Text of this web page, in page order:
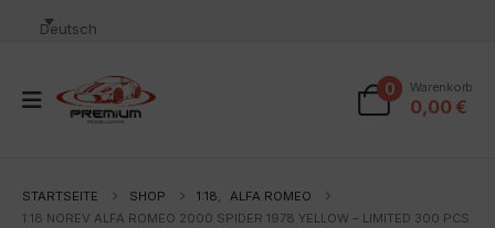
Deutsch
0 Warenkorb
0,00 €
STARTSEITE SHOP 1:18,
ALFA ROMEO
1:18 NOREV ALFA ROMEO 2000 SPIDER 1978 YELLOW – LIMITED 300 PCS.